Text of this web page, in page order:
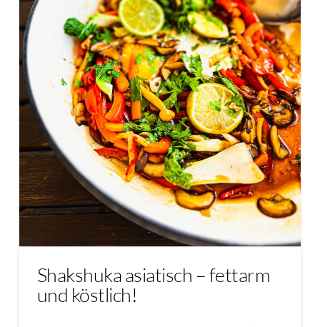
Shakshuka asiatisch – fettarm
und köstlich!